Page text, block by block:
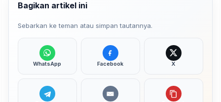
Bagikan artikel ini
Sebarkan ke teman atau simpan tautannya.
WhatsApp Facebook X